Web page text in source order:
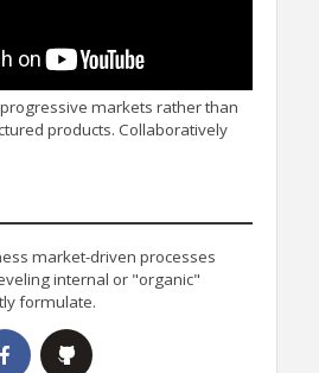
markets rather than
products. Collaboratively
market-driven processes
internal or "organic"
formulate.